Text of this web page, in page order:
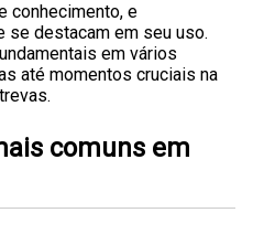
conhecimento, e
se destacam em seu uso.
em vários
até momentos cruciais na
comuns em